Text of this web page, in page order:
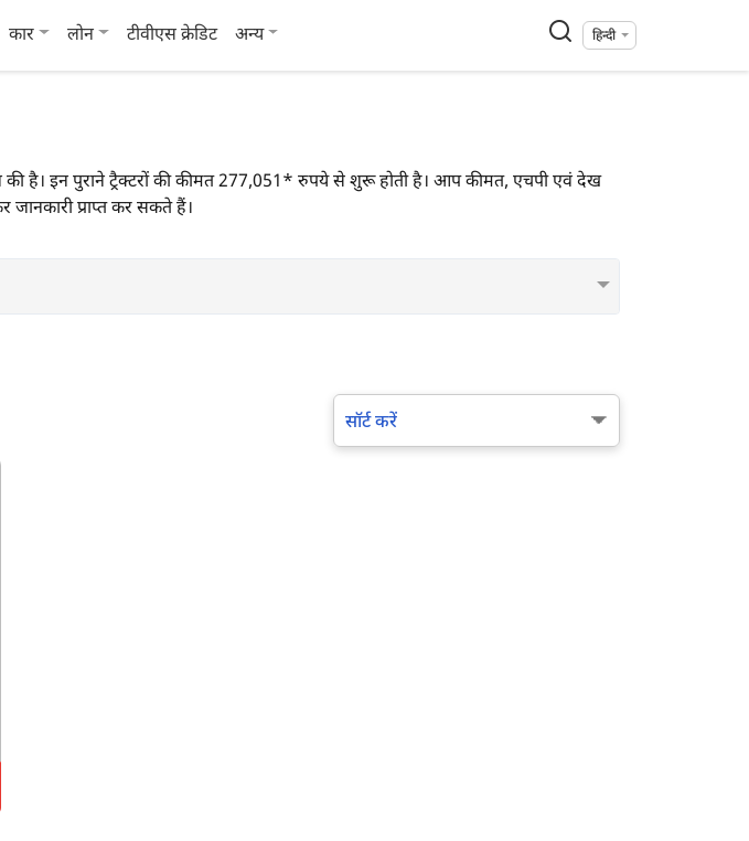
कार लोन टीवीएस क्रेडिट अन्य हिन्दी
की है। इन पुराने ट्रैक्टरों की कीमत 277,051* रुपये से शुरू होती है। आप कीमत, एचपी एवं देख
प्राप्त कर सकते हैं।
सॉर्ट करें